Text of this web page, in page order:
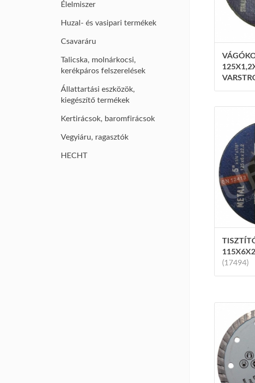
Élelmiszer
Huzal- és vasipari termékek
Csavaráru
Talicska, molnárkocsi,
kerékpáros felszerelések
Állattartási eszközök,
kiegészítő termékek
Kertirácsok, baromfirácsok
Vegyiáru, ragasztók
HECHT
(17494)